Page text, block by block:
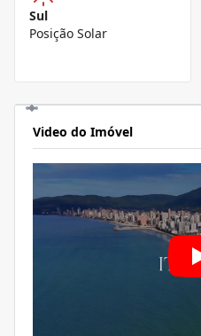
Sul
Posição Solar
Video do Imóvel